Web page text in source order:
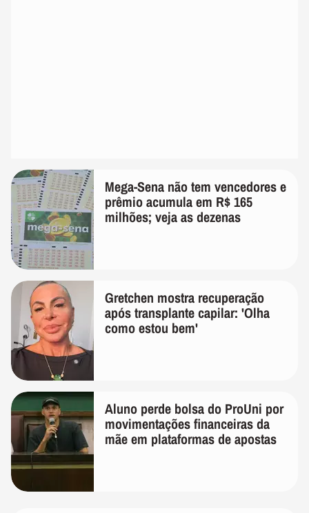
Mega-Sena não tem vencedores e
prêmio acumula em R$ 165
milhões; veja as dezenas
Gretchen mostra recuperação
após transplante capilar: 'Olha
como estou bem'
Aluno perde bolsa do ProUni por
movimentações financeiras da
mãe em plataformas de apostas